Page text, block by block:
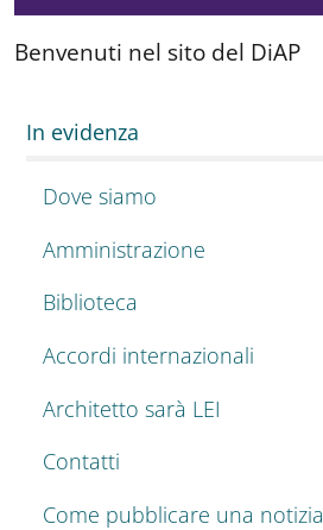
Benvenuti nel sito del DiAP
In evidenza
Dove siamo
Amministrazione
Biblioteca
Accordi internazionali
Architetto sarà LEI
Contatti
Come pubblicare una notizia